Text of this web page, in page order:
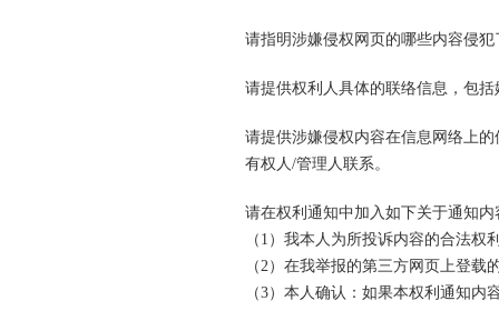
请指明涉嫌侵权网页的哪些内容侵
请提供权利人具体的联络信息，包
请提供涉嫌侵权内容在信息网络上
有权人/管理人联系。
请在权利通知中加入如下关于通知
（1）我本人为所投诉内容的合法权
（2）在我举报的第三方网页上登
（3）本人确认：如果本权利通知